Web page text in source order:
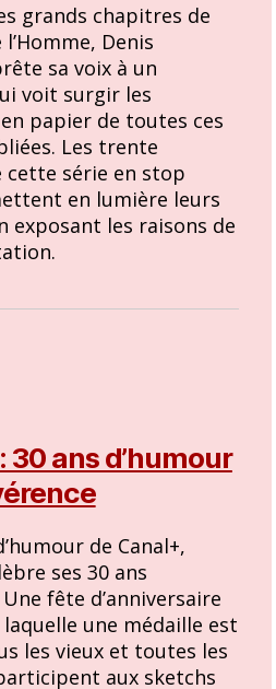
grands chapitres de
l’Homme, Denis
sa voix à un
voit surgir les
papier de toutes ces
Les trente
cette série en stop
en lumière leurs
exposant les raisons de
30 ans d’humour
de Canal+,
ses 30 ans
Une fête d’anniversaire
une médaille est
les vieux et toutes les
aux sketchs